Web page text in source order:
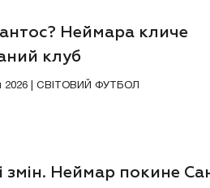
Неймара кличе
клуб
2026 | СВІТОВИЙ ФУТБОЛ
змін. Неймар покине